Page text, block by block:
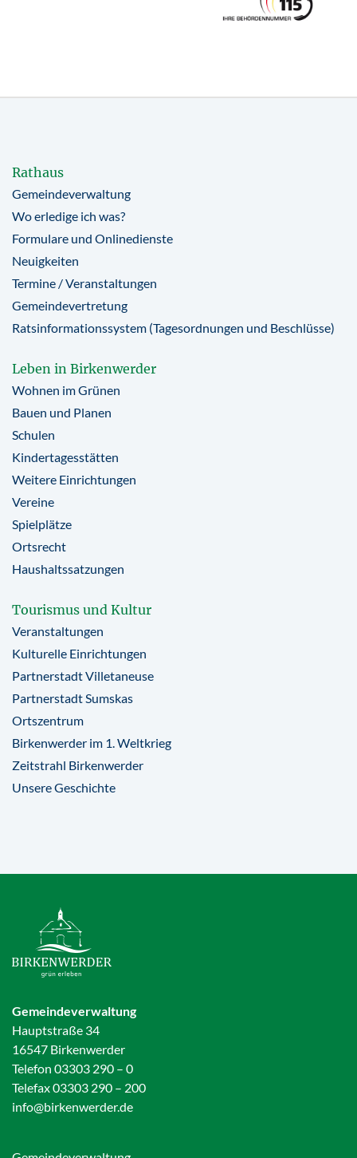
Rathaus
Gemeindeverwaltung
Wo erledige ich was?
Formulare und Onlinedienste
Neuigkeiten
Termine / Veranstaltungen
Gemeindevertretung
Ratsinformationssystem (Tagesordnungen und Beschlüsse)
Leben in Birkenwerder
Wohnen im Grünen
Bauen und Planen
Schulen
Kindertagesstätten
Weitere Einrichtungen
Vereine
Spielplätze
Ortsrecht
Haushaltssatzungen
Tourismus und Kultur
Veranstaltungen
Kulturelle Einrichtungen
Partnerstadt Villetaneuse
Partnerstadt Sumskas
Ortszentrum
Birkenwerder im 1. Weltkrieg
Zeitstrahl Birkenwerder
Unsere Geschichte
Gemeindeverwaltung
Hauptstraße 34
16547 Birkenwerder
Telefon 03303 290 – 0
Telefax 03303 290 – 200
info@birkenwerder.de